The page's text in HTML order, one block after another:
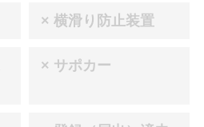
× 横滑り防止装置
× サポカー